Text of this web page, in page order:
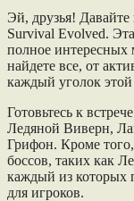
Эй, друзья!
Survival Evolved.
полное интересных
найдете все, от
каждый уголок
Готовьтесь к
Ледяной Виверн,
Грифон. Кроме
боссов, таких как
каждый из которых
для игроков.